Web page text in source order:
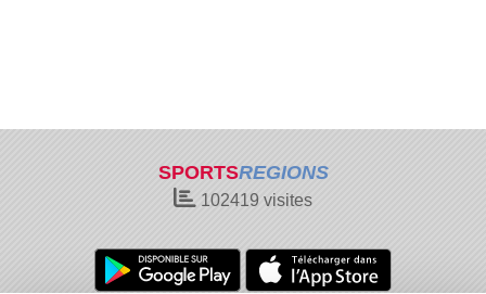
SPORTSREGIONS
102419 visites